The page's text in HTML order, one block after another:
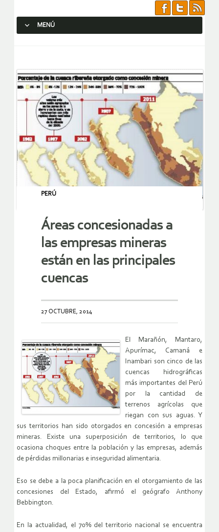
MENÚ
PERÚ
Áreas concesionadas a
las empresas mineras
están en las principales
cuencas
27 OCTUBRE, 2014
El Marañón, Mantaro,
Apurímac, Camaná e
Inambari son cinco de las
cuencas hidrográficas
más importantes del Perú
por la cantidad de
terrenos agrícolas que
riegan con sus aguas. Y
sus territorios han sido otorgados en concesión a empresas
mineras. Existe una superposición de territorios, lo que
ocasiona choques entre la población y las empresas, además
de pérdidas millonarias e inseguridad alimentaria.
Eso se debe a la poca planificación en el otorgamiento de las
concesiones del Estado, afirmó el geógrafo Anthony
Bebbington.
En la actualidad, el 70% del territorio nacional se encuentra